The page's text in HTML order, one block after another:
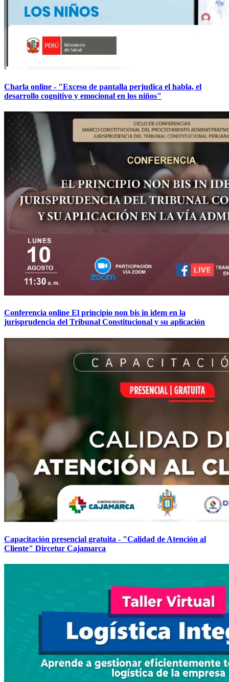
Charla online - "Exceso de pantalla perjudica el habla, el
desarrollo cognitivo y emocional en los niños"
Conferencia online El principio non bis in idem en la
jurisprudencia del Tribunal Constitucional y su aplicación
Capacitación presencial gratuita - "Calidad de Atención al
Cliente" Dircetur Cajamarca